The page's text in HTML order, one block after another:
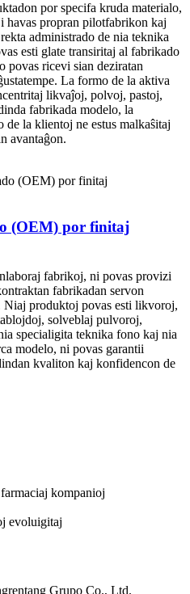
por specifa kruda materialo,
havas propran pilotfabrikon kaj
administrado de nia teknika
esti glate transiritaj al fabrikado
povas ricevi sian deziratan
La formo de la aktiva
likvaĵoj, polvoj, pastoj,
fabrikada modelo, la
la klientoj ne estus malkaŝitaj
avantaĝon.
(OEM) por finitaj
fabrikoj, ni povas provizi
fabrikadan servon
produktoj povas esti likvoroj,
solveblaj pulvoroj,
specialigita teknika fono kaj nia
modelo, ni povas garantii
kvaliton kaj konfidencon de
kompanioj
evoluigitaj